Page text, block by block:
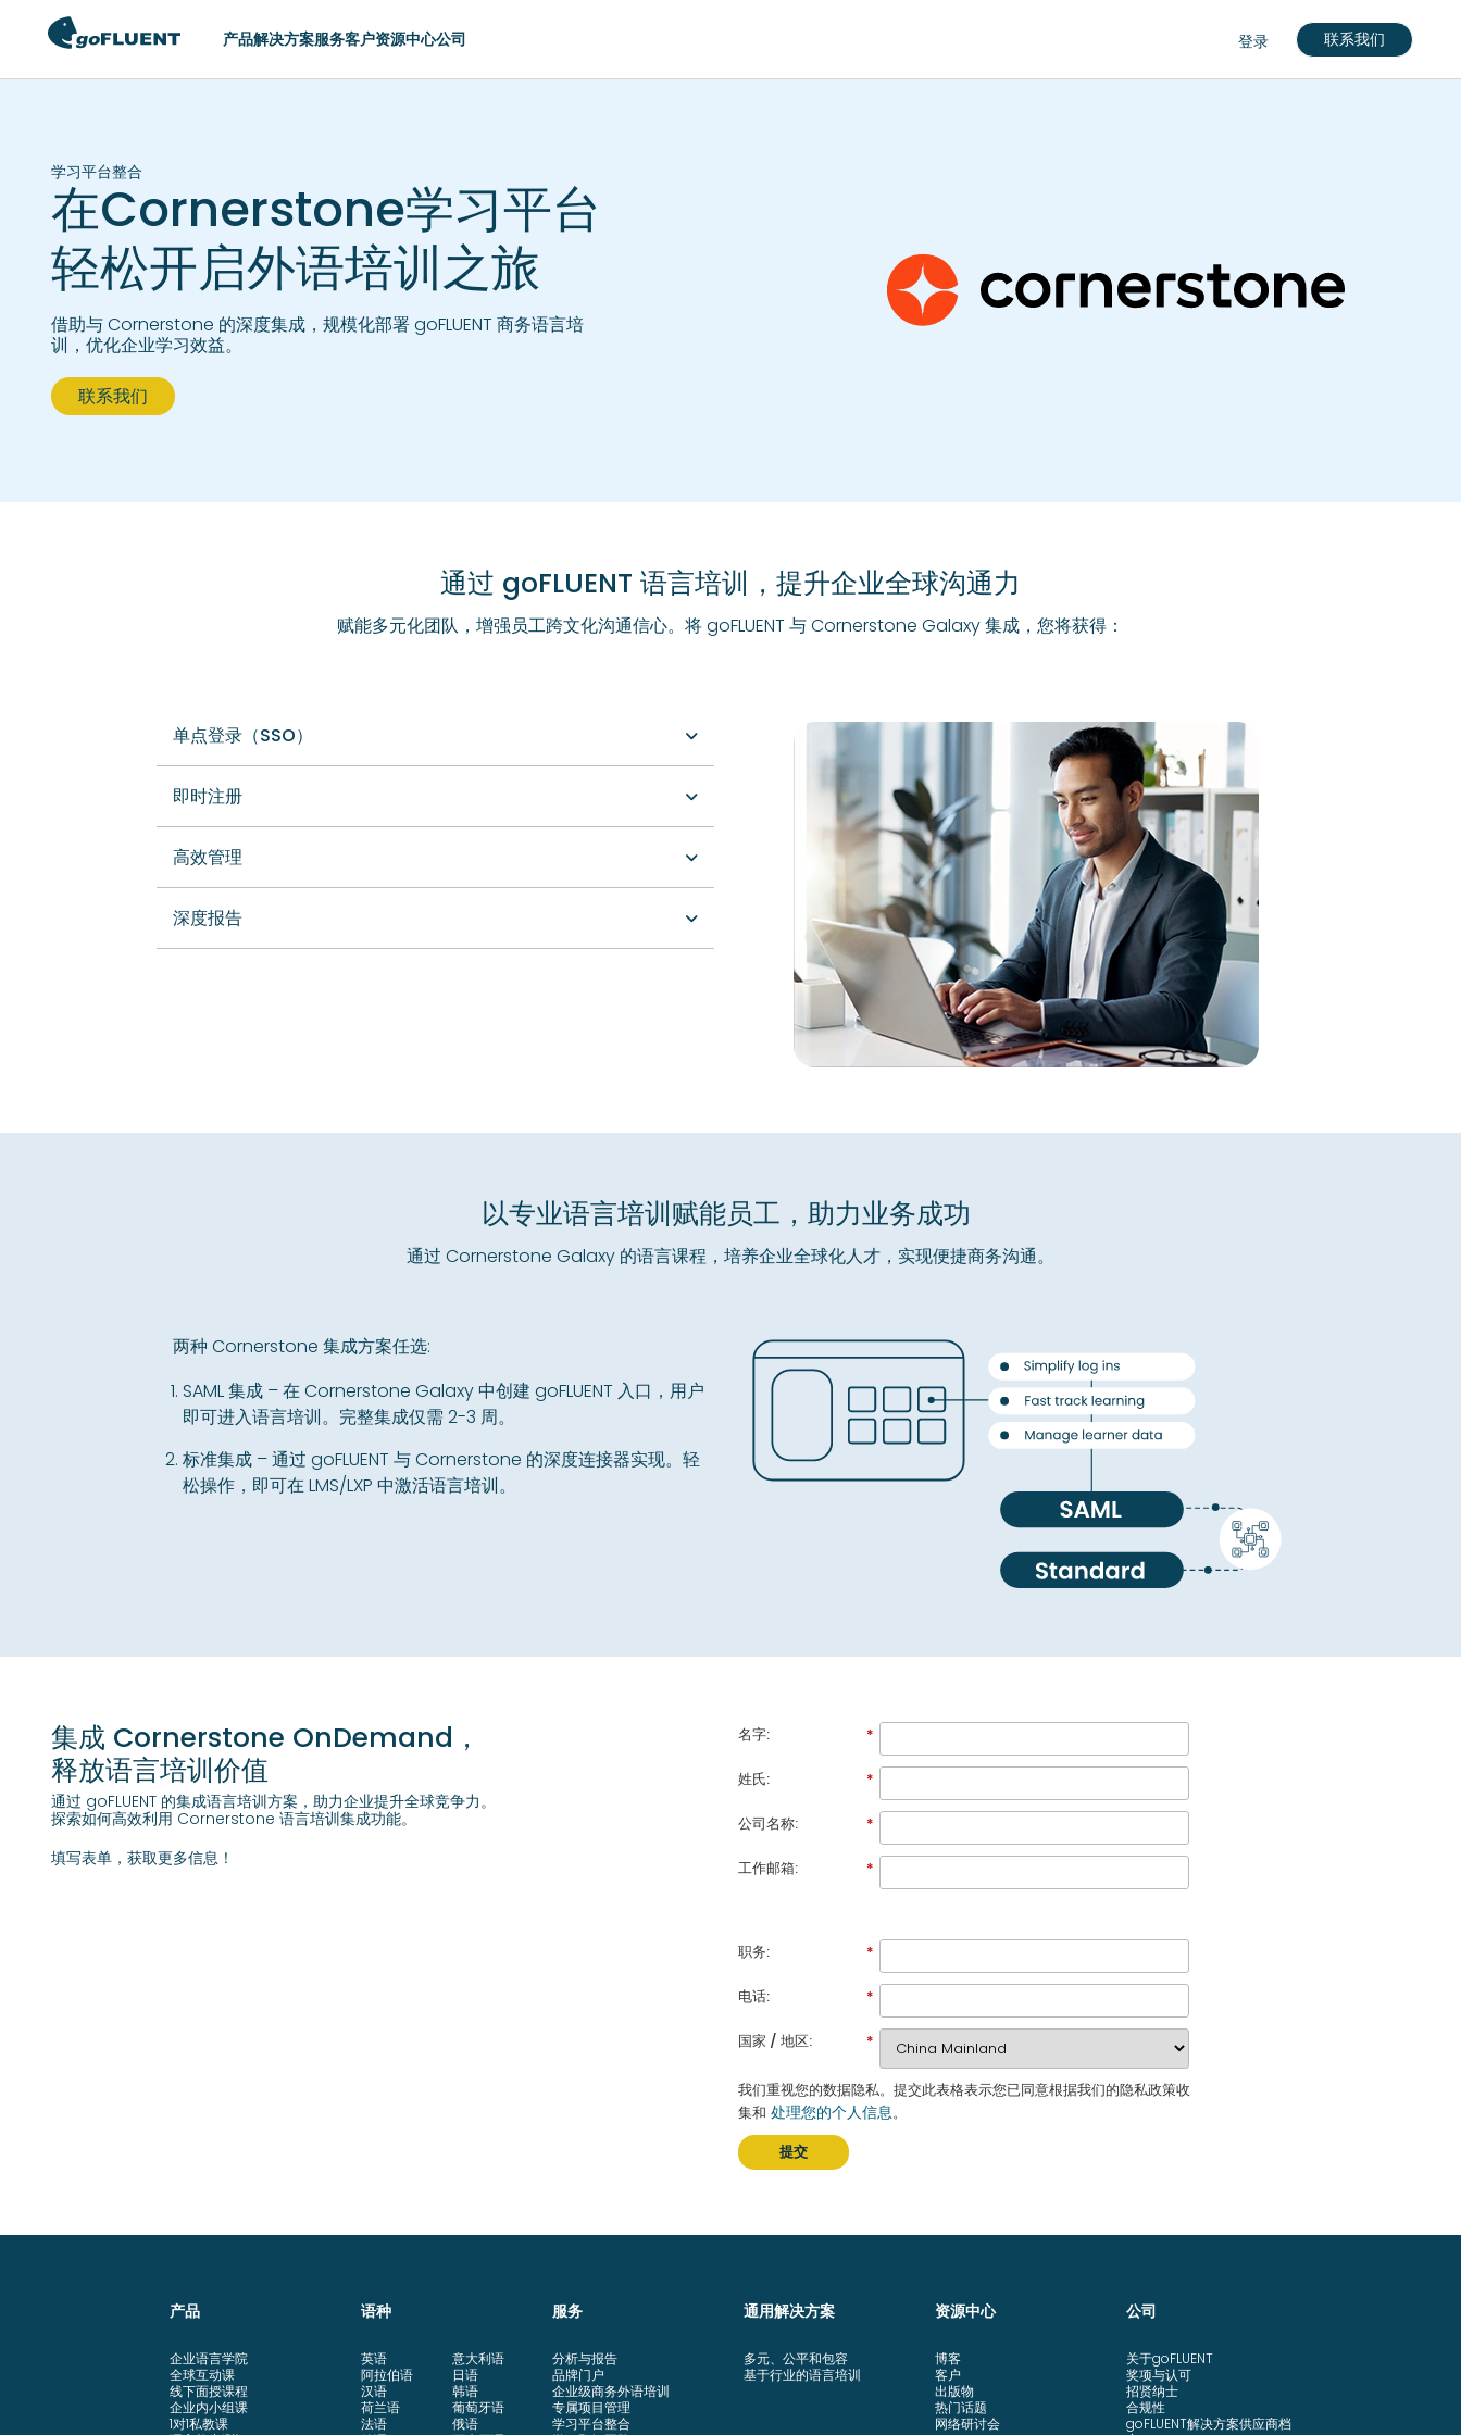
产品解决方案服务客户资源中心公司
AMERICAS
United States (English)
Argentina (Español)
Chile (Español)
México (Español)
Hong Kong (English)
Indonesia (English)
Singapore (English)
Romania (English)
Россия (Русский)
United Kingdom (English)
登录 联系我们
学习平台整合
在Cornerstone学习平台
轻松开启外语培训之旅
借助与 Cornerstone 的深度集成，规模化部署 goFLUENT 商务语言培
训，优化企业学习效益。
联系我们
通过 goFLUENT 语言培训，提升企业全球沟通力
赋能多元化团队，增强员工跨文化沟通信心。将 goFLUENT 与 Cornerstone Galaxy 集成，您将获得：
单点登录（SSO）
即时注册
高效管理
深度报告
以专业语言培训赋能员工，助力业务成功
通过 Cornerstone Galaxy 的语言课程，培养企业全球化人才，实现便捷商务沟通。
两种 Cornerstone 集成方案任选:
SAML 集成 – 在 Cornerstone Galaxy 中创建 goFLUENT 入口，用户
即可进入语言培训。完整集成仅需 2-3 周。
标准集成 – 通过 goFLUENT 与 Cornerstone 的深度连接器实现。轻
松操作，即可在 LMS/LXP 中激活语言培训。
集成 Cornerstone OnDemand，
释放语言培训价值
通过 goFLUENT 的集成语言培训方案，助力企业提升全球竞争力。
探索如何高效利用 Cornerstone 语言培训集成功能。
填写表单，获取更多信息！
*
名字:
*
姓氏:
*
公司名称:
*
工作邮箱:
*
职务:
*
电话:
*
国家 / 地区:
我们重视您的数据隐私。提交此表格表示您已同意根据我们的隐私政策收
集和处理您的个人信息。
提交
产品
企业语言学院
全球互动课
线下面授课程
企业内小组课
1对1私教课
语种
英语
阿拉伯语
汉语
荷兰语
法语
意大利语
日语
韩语
葡萄牙语
俄语
服务
分析与报告
品牌门户
企业级商务外语培训
专属项目管理
学习平台整合
通用解决方案
多元、公平和包容
基于行业的语言培训
资源中心
博客
客户
出版物
热门话题
网络研讨会
公司
关于goFLUENT
奖项与认可
招贤纳士
合规性
goFLUENT解决方案供应商档